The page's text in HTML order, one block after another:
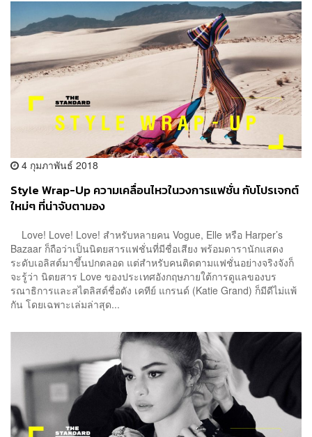
4 กุมภาพันธ์ 2018
Style Wrap-Up ความเคลื่อนไหวในวงการแฟชั่น กับโปรเจกต์
ใหม่ๆ ที่น่าจับตามอง
Love! Love! Love! สำหรับหลายคน Vogue, Elle หรือ Harper’s
Bazaar ก็ถือว่าเป็นนิตยสารแฟชั่นที่มีชื่อเสียง พร้อมดารานักแสดง
ระดับเอลิสต์มาขึ้นปกตลอด แต่สำหรับคนติดตามแฟชั่นอย่างจริงจังก็
จะรู้ว่า นิตยสาร Love ของประเทศอังกฤษภายใต้การดูแลของบร
รณาธิการและสไตลิสต์ชื่อดัง เคทีย์ แกรนด์ (Katie Grand) ก็มีดีไม่แพ้
กัน โดยเฉพาะเล่มล่าสุด...